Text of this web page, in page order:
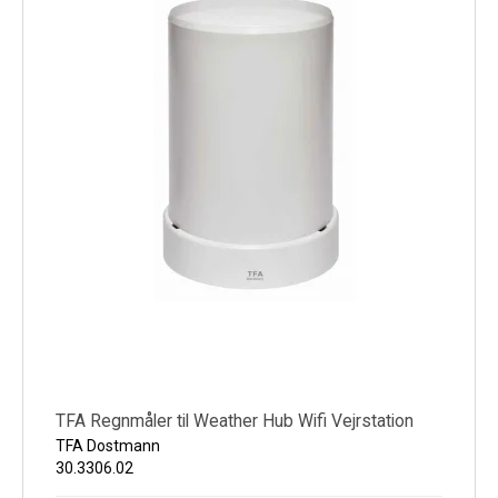
TFA Regnmåler til Weather Hub Wifi Vejrstation
TFA Dostmann
30.3306.02